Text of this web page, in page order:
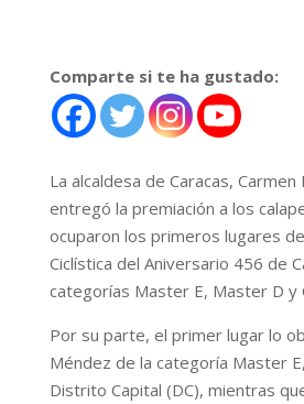
Comparte si te ha gustado:
La alcaldesa de Caracas, Carmen
entregó la premiación a los
ocuparon los primeros lugares
Ciclística del Aniversario 456 de
categorías Master E, Master D y
Por su parte, el primer lugar lo
Méndez de la categoría Master
Distrito Capital (DC), mientras